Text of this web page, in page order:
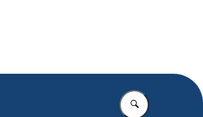
Vul in wat u